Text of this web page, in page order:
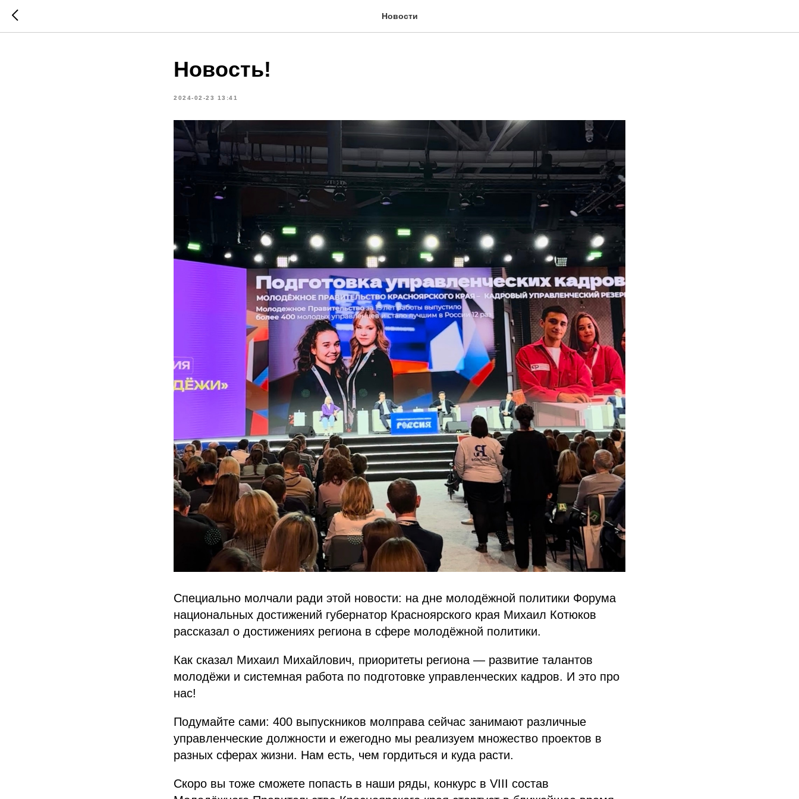
Новости
Новость!
2024-02-23 13:41
Специально молчали ради этой новости: на дне молодёжной политики Форума
национальных достижений губернатор Красноярского края Михаил Котюков
рассказал о достижениях региона в сфере молодёжной политики.
Как сказал Михаил Михайлович, приоритеты региона — развитие талантов
молодёжи и системная работа по подготовке управленческих кадров. И это про
нас!
Подумайте сами: 400 выпускников молправа сейчас занимают различные
управленческие должности и ежегодно мы реализуем множество проектов в
разных сферах жизни. Нам есть, чем гордиться и куда расти.
Скоро вы тоже сможете попасть в наши ряды, конкурс в VIII состав